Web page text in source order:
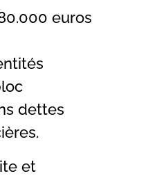
euros
dettes
et